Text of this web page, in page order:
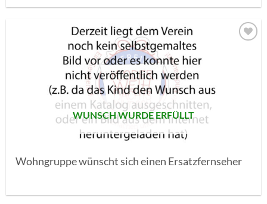
WUNSCH WURDE ERFÜLLT
Wohngruppe wünscht sich einen Ersatzfernseher